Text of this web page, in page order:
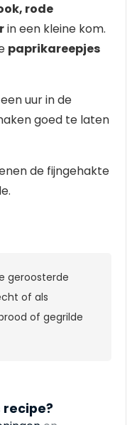
rode
in een kleine kom.
paprikareepjes
uur in de
goed te laten
de fijngehakte
geroosterde
of als
of gegrilde
recipe?